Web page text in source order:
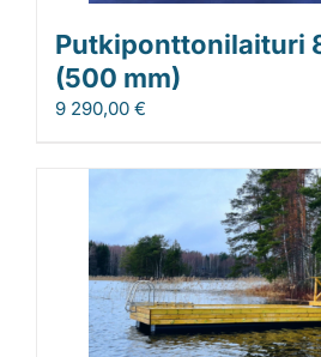
Putkiponttonilaituri
(500 mm)
9 290,00 €